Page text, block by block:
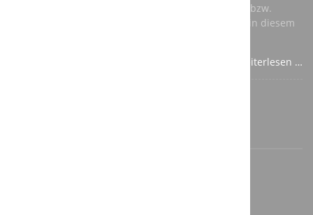
Für die speicherprogrammierbare Steuerung (SPS) bzw.
Totally Integrated Automation (TIA) verwenden wir in diesem
Weiterlesen …